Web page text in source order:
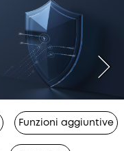
Funzioni aggiuntive